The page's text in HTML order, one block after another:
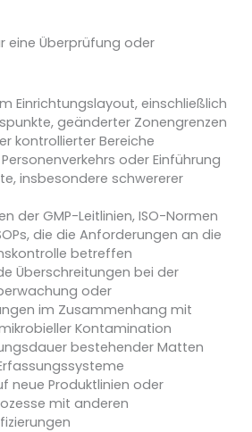
eine Überprüfung oder
Einrichtungslayout, einschließlich
geänderter Zonengrenzen
kontrollierter Bereiche
oder Einführung
insbesondere schwererer
der GMP-Leitlinien, ISO-Normen
die die Anforderungen an die
betreffen
Überschreitungen bei der
oder
im Zusammenhang mit
Kontamination
bestehender Matten
neue Produktlinien oder
mit anderen